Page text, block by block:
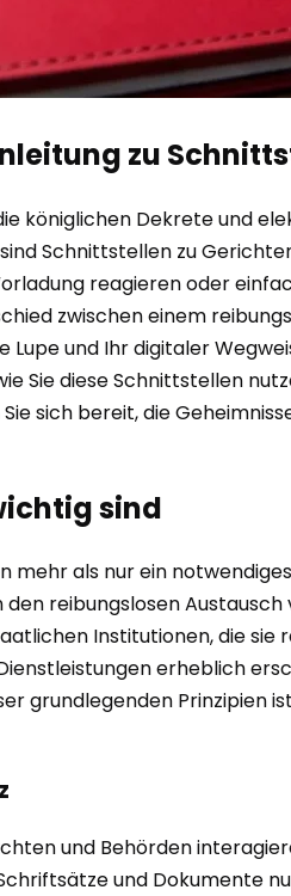
zu
königlichen Dekrete und
Schnittstellen zu
reagieren oder
zwischen einem
und Ihr digitaler
Sie diese Schnittstellen
sich bereit, die
sind
als nur ein
reibungslosen
Institutionen, die
erheblich
grundlegenden Prinzipien
und Behörden
und Dokumente